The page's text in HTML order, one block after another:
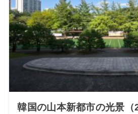
韓国の山本新都市の光景（